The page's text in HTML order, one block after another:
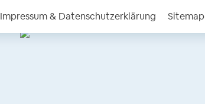
Impressum & Datenschutzerklärung Sitemap